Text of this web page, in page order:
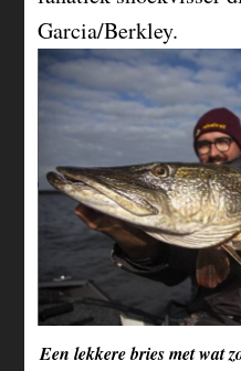
Garcia/Berkley.
Een lekkere bries met wat